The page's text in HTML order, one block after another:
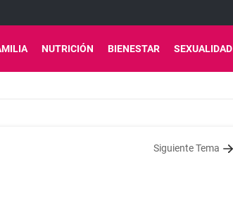
NUTRICIÓN BIENESTAR SEXUALIDAD
Siguiente Tema